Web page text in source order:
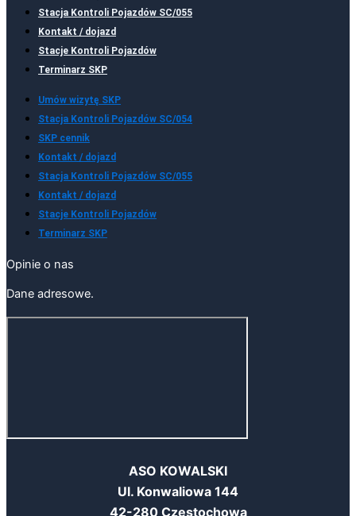
Stacja Kontroli Pojazdów SC/055
Kontakt / dojazd
Stacje Kontroli Pojazdów
Terminarz SKP
Umów wizytę SKP
Stacja Kontroli Pojazdów SC/054
SKP cennik
Kontakt / dojazd
Stacja Kontroli Pojazdów SC/055
Kontakt / dojazd
Stacje Kontroli Pojazdów
Terminarz SKP
Opinie o nas
Dane adresowe.
ASO KOWALSKI
Ul. Konwaliowa 144
42-280 Częstochowa